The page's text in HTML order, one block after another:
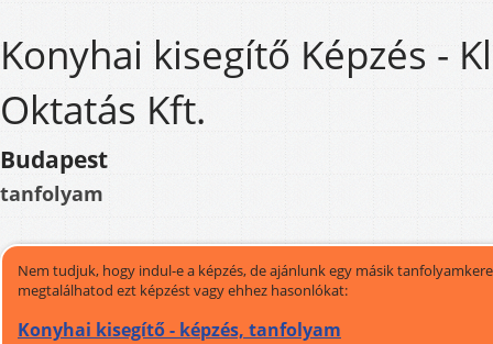
Konyhai kisegítő Képzés -
Oktatás Kft.
Budapest
tanfolyam
Nem tudjuk, hogy indul-e a képzés, de ajánlunk egy másik
megtalálhatod ezt képzést vagy ehhez hasonlókat:
Konyhai kisegítő - képzés, tanfolyam